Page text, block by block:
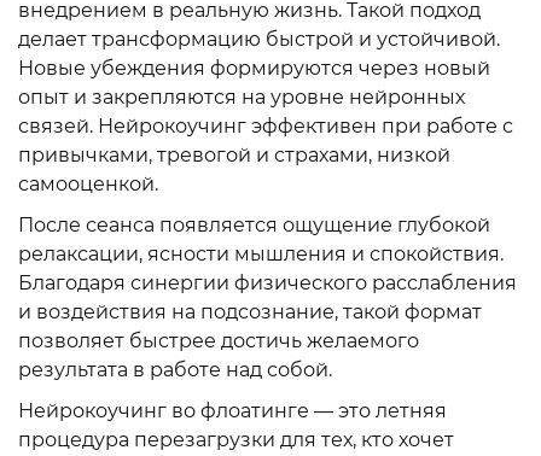
внедрением в реальную жизнь. Такой подход
делает трансформацию быстрой и устойчивой.
Новые убеждения формируются через новый
опыт и закрепляются на уровне нейронных
связей. Нейрокоучинг эффективен при работе с
привычками, тревогой и страхами, низкой
самооценкой.
После сеанса появляется ощущение глубокой
релаксации, ясности мышления и спокойствия.
Благодаря синергии физического расслабления
и воздействия на подсознание, такой формат
позволяет быстрее достичь желаемого
результата в работе над собой.
Нейрокоучинг во флоатинге — это летняя
процедура перезагрузки для тех, кто хочет